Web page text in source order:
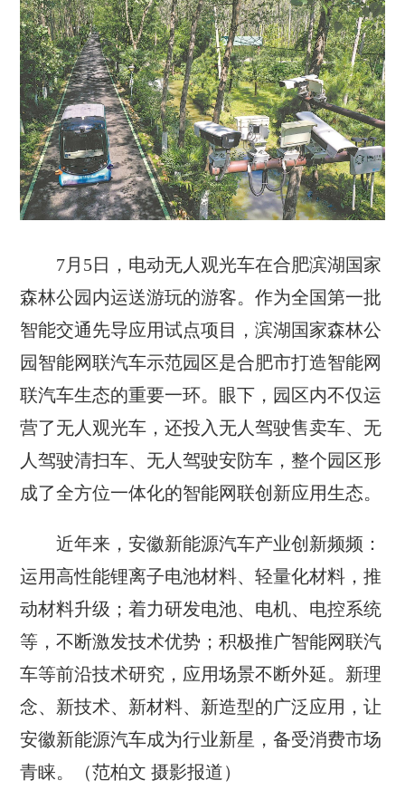
7月5日，电动无人观光车在合肥滨湖国家
森林公园内运送游玩的游客。作为全国第一批
智能交通先导应用试点项目，滨湖国家森林公
园智能网联汽车示范园区是合肥市打造智能网
联汽车生态的重要一环。眼下，园区内不仅运
营了无人观光车，还投入无人驾驶售卖车、无
人驾驶清扫车、无人驾驶安防车，整个园区形
成了全方位一体化的智能网联创新应用生态。
近年来，安徽新能源汽车产业创新频频：
运用高性能锂离子电池材料、轻量化材料，推
动材料升级；着力研发电池、电机、电控系统
等，不断激发技术优势；积极推广智能网联汽
车等前沿技术研究，应用场景不断外延。新理
念、新技术、新材料、新造型的广泛应用，让
安徽新能源汽车成为行业新星，备受消费市场
青睐。（范柏文 摄影报道）